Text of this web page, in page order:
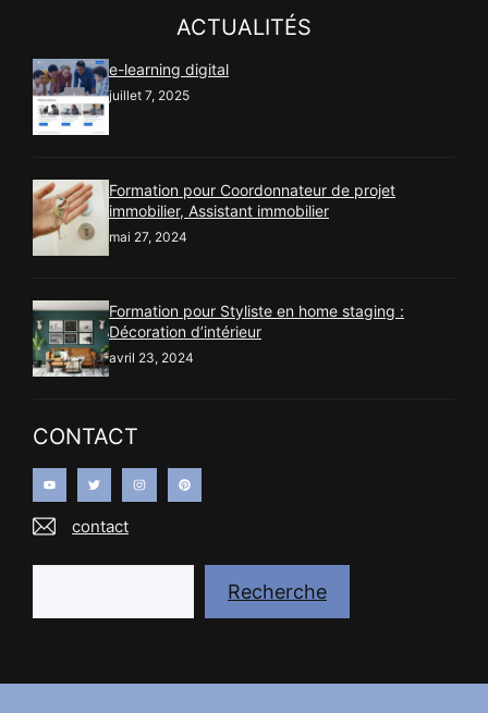
ACTUALITÉS
e-learning digital
juillet 7, 2025
Formation pour Coordonnateur de projet
immobilier, Assistant immobilier
mai 27, 2024
Formation pour Styliste en home staging :
Décoration d’intérieur
avril 23, 2024
CONTACT
contact
Recherche